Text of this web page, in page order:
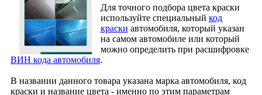
Для точного подбора цвета краски
используйте специальный код
краски автомобиля, который указан
на самом автомобиле или который
можно определить при расшифровке
ВИН кода автомобиля.
В названии данного товара указана марка автомобиля, код
краски и название цвета - именно по этим параметрам